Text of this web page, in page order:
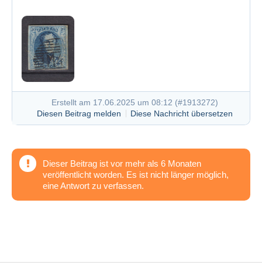
Erstellt am 17.06.2025 um 08:12 (#1913272)
Diesen Beitrag melden
Diese Nachricht übersetzen
Dieser Beitrag ist vor mehr als 6 Monaten
veröffentlicht worden. Es ist nicht länger möglich,
eine Antwort zu verfassen.